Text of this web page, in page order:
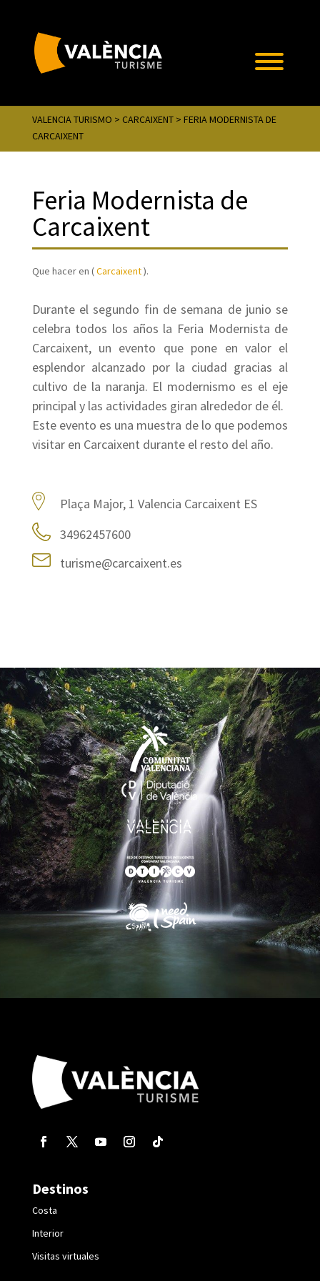
VALENCIA TURISMO > CARCAIXENT> FERIA MODERNISTA DE
CARCAIXENT
Feria Modernista de
Carcaixent
Que hacer en (Carcaixent).
Durante el segundo fin de semana de junio se
celebra todos los años la Feria Modernista de
Carcaixent, un evento que pone en valor el
esplendor alcanzado por la ciudad gracias al
cultivo de la naranja. El modernismo es el eje
principal y las actividades giran alrededor de él.
Este evento es una muestra de lo que podemos
visitar en Carcaixent durante el resto del año.
Plaça Major, 1 Valencia Carcaixent ES
34962457600
turisme@carcaixent.es
Destinos
Costa
Interior
Visitas virtuales